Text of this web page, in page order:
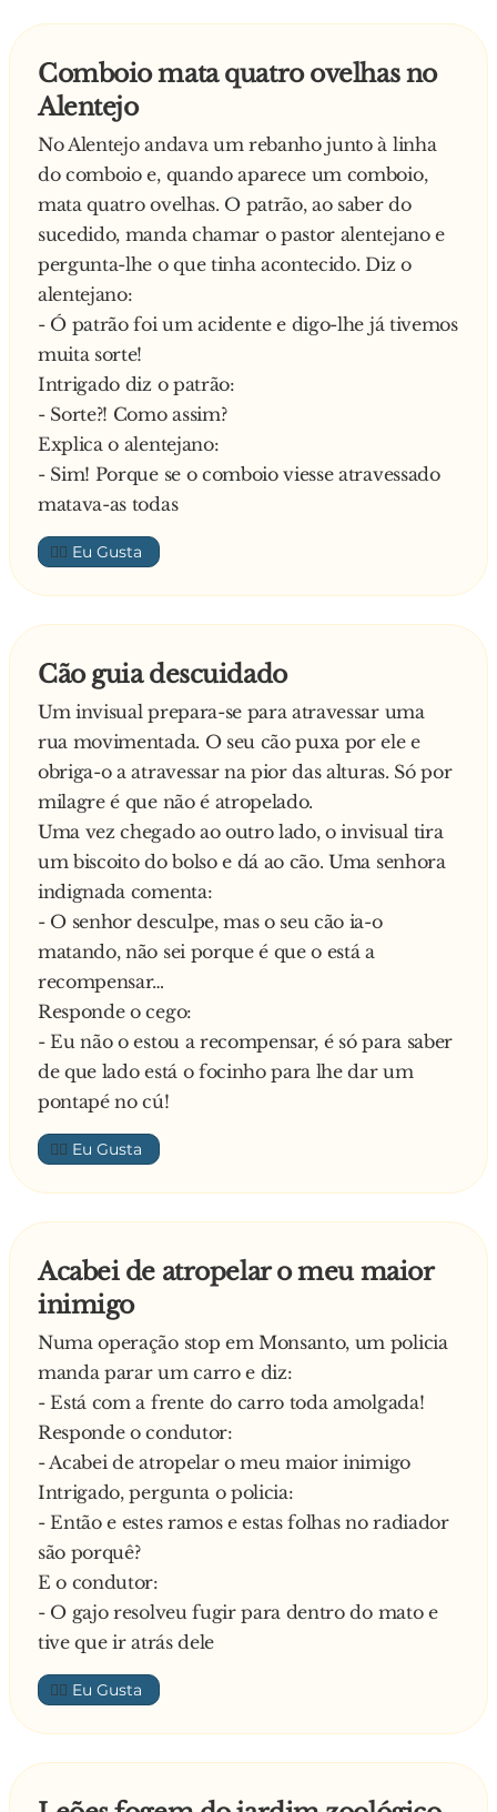
Comboio mata quatro ovelhas no
Alentejo
No Alentejo andava um rebanho junto à linha
do comboio e, quando aparece um comboio,
mata quatro ovelhas. O patrão, ao saber do
sucedido, manda chamar o pastor alentejano e
pergunta-lhe o que tinha acontecido. Diz o
alentejano:
- Ó patrão foi um acidente e digo-lhe já tivemos
muita sorte!
Intrigado diz o patrão:
- Sorte?! Como assim?
Explica o alentejano:
- Sim! Porque se o comboio viesse atravessado
matava-as todas
👍🏼
Cão guia descuidado
Um invisual prepara-se para atravessar uma
rua movimentada. O seu cão puxa por ele e
obriga-o a atravessar na pior das alturas. Só por
milagre é que não é atropelado.
Uma vez chegado ao outro lado, o invisual tira
um biscoito do bolso e dá ao cão. Uma senhora
indignada comenta:
- O senhor desculpe, mas o seu cão ia-o
matando, não sei porque é que o está a
recompensar…
Responde o cego:
- Eu não o estou a recompensar, é só para saber
de que lado está o focinho para lhe dar um
pontapé no cú!
👍🏼
Acabei de atropelar o meu maior
inimigo
Numa operação stop em Monsanto, um policia
manda parar um carro e diz:
- Está com a frente do carro toda amolgada!
Responde o condutor:
- Acabei de atropelar o meu maior inimigo
Intrigado, pergunta o policia:
- Então e estes ramos e estas folhas no radiador
são porquê?
E o condutor:
- O gajo resolveu fugir para dentro do mato e
tive que ir atrás dele
👍🏼